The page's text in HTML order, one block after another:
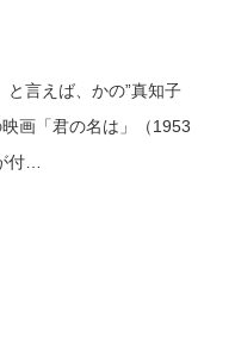
言えば、かの”真知子
画「君の名は」（1953
付…